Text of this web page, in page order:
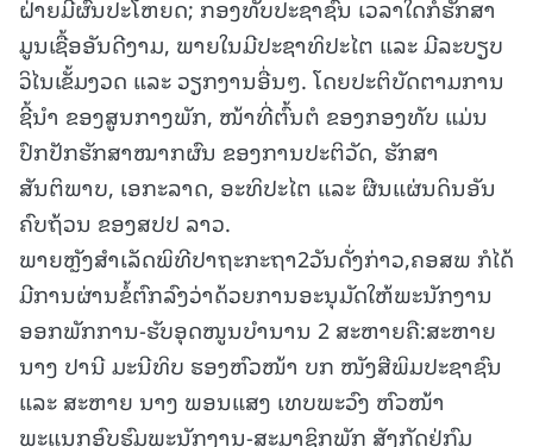
ຝ່າຍມີຜົນປະໂຫຍດ; ກອງທັບປະຊາຊົນ ເວລາໃດກໍຮັກສາ
ມູນເຊື້ອອັນດີງາມ, ພາຍໃນມີປະຊາທິປະໄຕ ແລະ ມີລະບຽບ
ວິໄນເຂັ້ມງວດ ແລະ ວຽກງານອື່ນໆ. ໂດຍປະຕິບັດຕາມການ
ຊີ້ນຳ ຂອງສູນກາງພັກ, ໜ້າທີ່ຕົ້ນຕໍ ຂອງກອງທັບ ແມ່ນ
ປົກປັກຮັກສາໝາກຜົນ ຂອງການປະຕິວັດ, ຮັກສາ
ສັນຕິພາບ, ເອກະລາດ, ອະທິປະໄຕ ແລະ ຜືນແຜ່ນດິນອັນ
ຄົບຖ້ວນ ຂອງສປປ ລາວ.
ພາຍຫຼັງສຳເລັດພິທີປາຖະກະຖາ2ວັນດັ່ງກ່າວ,ຄອສພ ກໍໄດ້
ມີການຜ່ານຂໍ້ຕົກລົງວ່າດ້ວຍການອະນຸມັດໃຫ້ພະນັກງານ
ອອກພັກການ-ຮັບອຸດໜູນບຳນານ 2 ສະຫາຍຄື:ສະຫາຍ
ນາງ ປານີ ມະນີທິບ ຮອງຫົວໜ້າ ບກ ໜັງສືພິມປະຊາຊົນ
ແລະ ສະຫາຍ ນາງ ພອນແສງ ເທບພະວົງ ຫົວໜ້າ
ພະແນກອົບຮົມພະນັກງານ-ສະມາຊິກພັກ ສັງກັດຢູ່ກົມ